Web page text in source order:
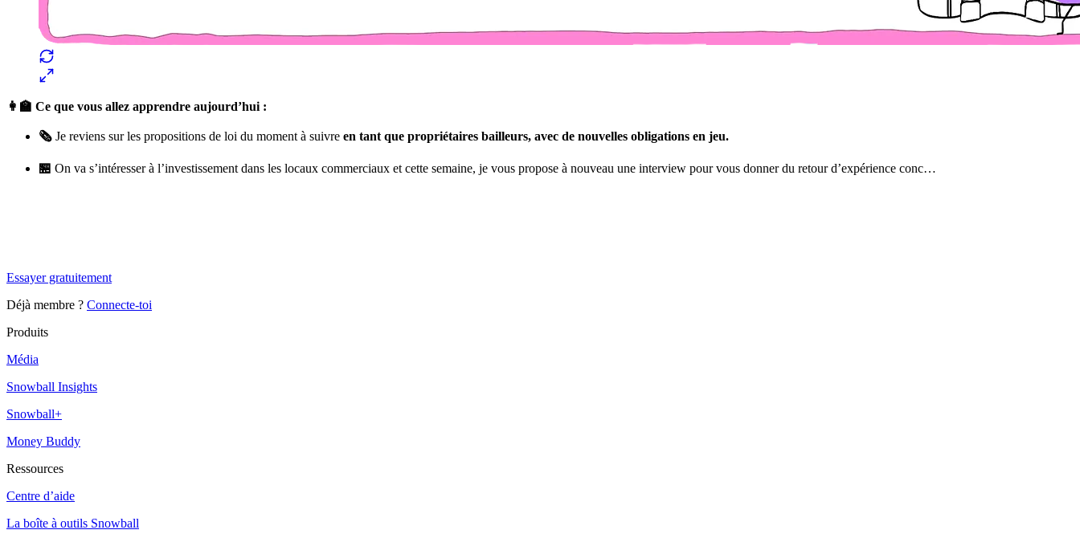
👩‍🏫 Ce que vous allez apprendre aujourd’hui :
🗞️ Je reviens sur les propositions de loi du moment à suivre en tant que propriétaires bailleurs, avec de nouvelles obligations en jeu.
🏪 On va s’intéresser à l’investissement dans les locaux commerciaux et cette semaine, je vous propose à nouveau une interview pour vous donner du retour d’expérience conc…
Essayer gratuitement
Déjà membre ? Connecte-toi
Produits
Média
Snowball Insights
Snowball+
Money Buddy
Ressources
Centre d’aide
La boîte à outils Snowball